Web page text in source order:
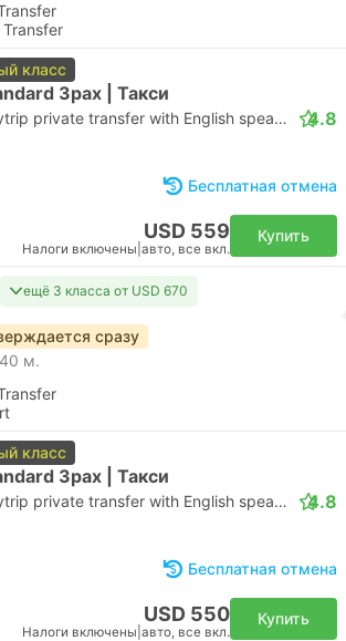
класс
3pax | Такси
Daytrip private transfer with English speaking driver 4.8
Бесплатная отмена
USD 559
Налоги включены авто, все вкл.
Купить
ещё 3 класса от USD 670
сразу
м.
класс
3pax | Такси
Daytrip private transfer with English speaking driver 4.8
Бесплатная отмена
USD 550
Налоги включены авто, все вкл.
Купить